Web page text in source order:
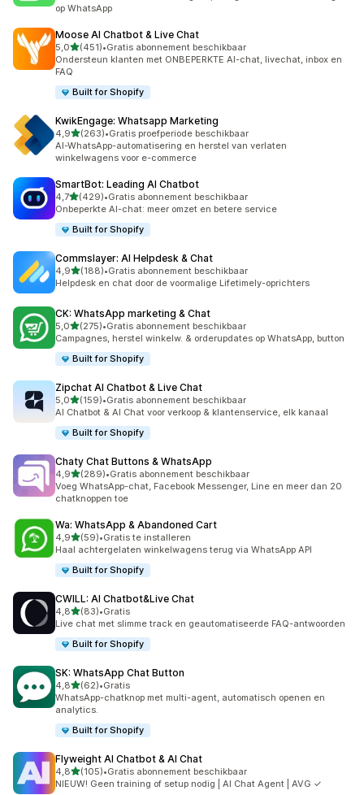
op WhatsApp
Moose AI Chatbot & Live Chat
5,0van 5 sterren
(451)
451 recensies in totaal
•Gratis abonnement beschikbaar
Ondersteun klanten met ONBEPERKTE AI-chat, livechat, inbox en
FAQ
Built for Shopify
KwikEngage: Whatsapp Marketing
4,9van 5 sterren
(263)
263 recensies in totaal
•Gratis proefperiode beschikbaar
AI-WhatsApp-automatisering en herstel van verlaten
winkelwagens voor e-commerce
SmartBot: Leading AI Chatbot
4,7van 5 sterren
(429)
429 recensies in totaal
•Gratis abonnement beschikbaar
Onbeperkte AI-chat: meer omzet en betere service
Built for Shopify
Commslayer: AI Helpdesk & Chat
4,9van 5 sterren
(188)
188 recensies in totaal
•Gratis abonnement beschikbaar
Helpdesk en chat door de voormalige Lifetimely-oprichters
CK: WhatsApp marketing & Chat
5,0van 5 sterren
(275)
275 recensies in totaal
•Gratis abonnement beschikbaar
Campagnes, herstel winkelw. & orderupdates op WhatsApp, button
Built for Shopify
Zipchat AI Chatbot & Live Chat
5,0van 5 sterren
(159)
159 recensies in totaal
•Gratis abonnement beschikbaar
AI Chatbot & AI Chat voor verkoop & klantenservice, elk kanaal
Built for Shopify
Chaty Chat Buttons & WhatsApp
4,9van 5 sterren
(289)
289 recensies in totaal
•Gratis abonnement beschikbaar
Voeg WhatsApp-chat, Facebook Messenger, Line en meer dan 20
chatknoppen toe
Wa: WhatsApp & Abandoned Cart
4,9van 5 sterren
(59)
59 recensies in totaal
•Gratis te installeren
Haal achtergelaten winkelwagens terug via WhatsApp API
Built for Shopify
CWILL: AI Chatbot&Live Chat
4,8van 5 sterren
(83)
83 recensies in totaal
•Gratis
Live chat met slimme track en geautomatiseerde FAQ-antwoorden
Built for Shopify
SK: WhatsApp Chat Button
4,8van 5 sterren
(62)
62 recensies in totaal
•Gratis
WhatsApp-chatknop met multi-agent, automatisch openen en
analytics.
Built for Shopify
Flyweight AI Chatbot & AI Chat
4,8van 5 sterren
(105)
105 recensies in totaal
•Gratis abonnement beschikbaar
NIEUW! Geen training of setup nodig | AI Chat Agent | AVG ✓